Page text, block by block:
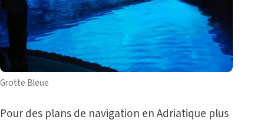
Grotte Bleue
Pour des plans de navigation en Adriatique plus